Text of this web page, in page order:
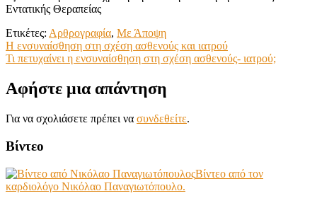
Εντατικής Θεραπείας
Ετικέτες: Αρθρογραφία, Με Άποψη
Πλοήγηση
άρθρων
Η ενσυναίσθηση στη σχέση ασθενούς και ιατρού
Τι πετυχαίνει η ενσυναίσθηση στη σχέση ασθενούς- ιατρού;
Αφήστε μια απάντηση
Για να σχολιάσετε πρέπει να συνδεθείτε.
Βίντεο
Βίντεο από τον
καρδιολόγο Νικόλαο Παναγιωτόπουλο.